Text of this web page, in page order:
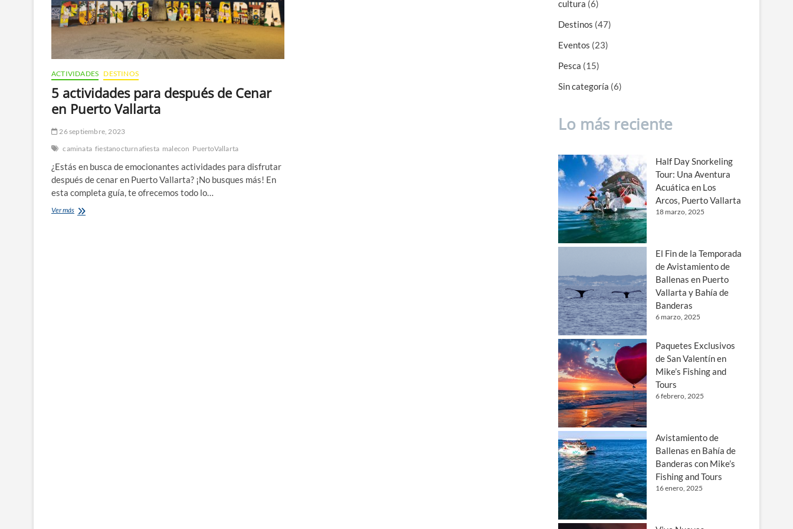
ACTIVIDADES DESTINOS
5 actividades para después de Cenar
en Puerto Vallarta
26 septiembre, 2023
caminata fiestanocturnafiesta malecon PuertoVallarta
¿Estás en busca de emocionantes actividades para disfrutar
después de cenar en Puerto Vallarta? ¡No busques más! En
esta completa guía, te ofrecemos todo lo…
Ver más5
cultura (6)
Destinos (47)
Eventos (23)
Pesca (15)
Sin categoría (6)
Lo más reciente
Half Day Snorkeling
Tour: Una Aventura
Acuática en Los
Arcos, Puerto Vallarta
18 marzo, 2025
El Fin de la Temporada
de Avistamiento de
Ballenas en Puerto
Vallarta y Bahía de
Banderas
6 marzo, 2025
Paquetes Exclusivos
de San Valentín en
Mike’s Fishing and
Tours
6 febrero, 2025
Avistamiento de
Ballenas en Bahía de
Banderas con Mike’s
Fishing and Tours
16 enero, 2025